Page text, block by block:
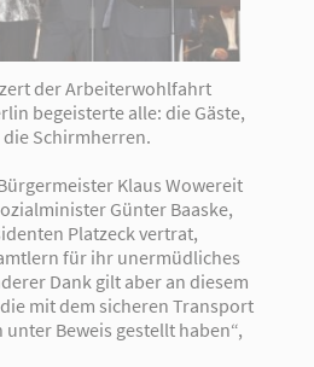
der Arbeiterwohlfahrt
begeisterte alle: die Gäste,
Schirmherren.
Klaus Wowereit
Günter Baaske,
Platzeck vertrat,
für ihr unermüdliches
Dank gilt aber an diesem
mit dem sicheren Transport
Beweis gestellt haben“,